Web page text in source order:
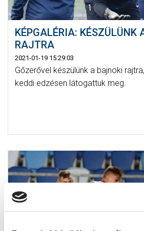
KÉPGALÉRIA: KÉSZÜLÜNK
RAJTRA
2021-01-19 15:29:03
Gőzerővel készülünk a bajnoki
keddi edzésen látogattuk meg.